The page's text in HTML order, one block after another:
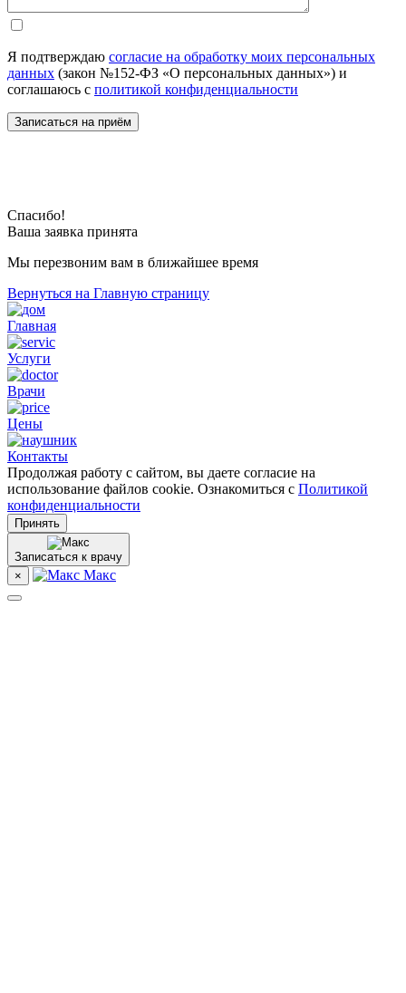
Я подтверждаю согласие на обработку моих персональных
данных (закон №152-ФЗ «О персональных данных») и
соглашаюсь с политикой конфиденциальности
Спасибо!
Ваша заявка принята
Мы перезвоним вам в ближайшее время
Вернуться на Главную страницу
Главная
Услуги
Врачи
Цены
Контакты
Продолжая работу с сайтом, вы даете согласие на
использование файлов cookie. Ознакомиться с Политикой
конфиденциальности
Принять
Записаться к врачу
×
Макс